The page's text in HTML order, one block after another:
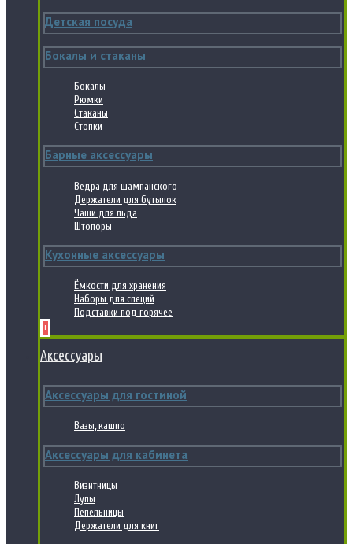
Детская посуда
Бокалы и стаканы
Бокалы
Рюмки
Стаканы
Стопки
Барные аксессуары
Ведра для шампанского
Держатели для бутылок
Чаши для льда
Штопоры
Кухонные аксессуары
Ёмкости для хранения
Наборы для специй
Подставки под горячее
+
Аксессуары
Аксессуары для гостиной
Вазы, кашпо
Аксессуары для кабинета
Визитницы
Лупы
Пепельницы
Держатели для книг